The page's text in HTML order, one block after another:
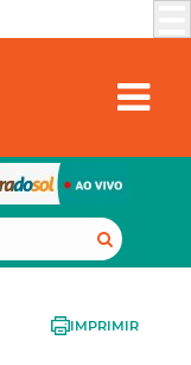
IMPRIMIR